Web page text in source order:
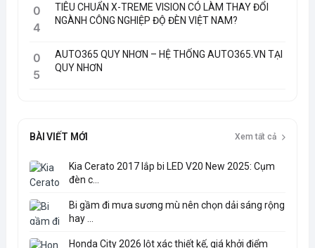
0
4
TIÊU CHUẨN X-TREME VISION CÓ LÀM THAY ĐỔI
NGÀNH CÔNG NGHIỆP ĐỘ ĐÈN VIỆT NAM?
0
5
AUTO365 QUY NHƠN – HỆ THỐNG AUTO365.VN TẠI
QUY NHƠN
BÀI VIẾT MỚI Xem tất cả
Kia Cerato 2017 lắp bi LED V20 New 2025: Cụm
đèn c...
Bi gầm đi mưa sương mù nên chọn dải sáng rộng
hay ...
Honda City 2026 lột xác thiết kế, giá khởi điểm